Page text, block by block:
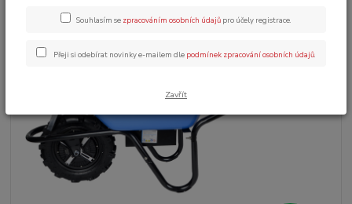
Souhlasím se zpracováním osobních údajů pro účely registrace.
Přeji si odebírat novinky e-mailem dle podmínek zpracování osobních údajů
Zavřít